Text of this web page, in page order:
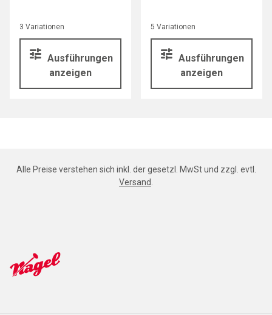
3 Variationen
Ausführungen
anzeigen
5 Variationen
Ausführungen
anzeigen
Alle Preise verstehen sich inkl. der gesetzl. MwSt und zzgl. evtl.
Versand